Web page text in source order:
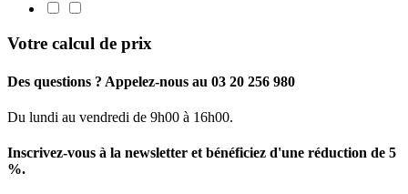
Votre calcul de prix
Des questions ? Appelez-nous au 03 20 256 980
Du lundi au vendredi de 9h00 à 16h00.
Inscrivez-vous à la newsletter et bénéficiez d'une réduction de 5
%.